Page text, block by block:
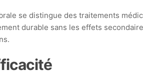
se distingue des traitements
durable sans les effets